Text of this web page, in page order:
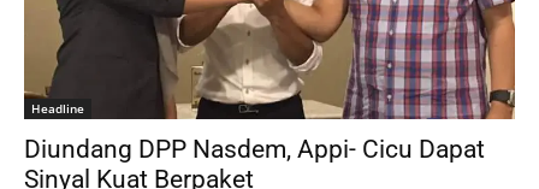
Headline
Diundang DPP Nasdem, Appi- Cicu Dapat
Sinyal Kuat Berpaket